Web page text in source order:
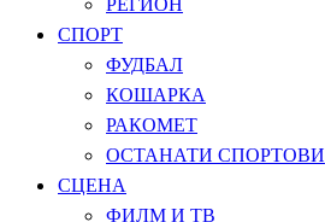
СПОРТ
ФУДБАЛ
КОШАРКА
РАКОМЕТ
ОСТАНАТИ СПОРТОВИ
СЦЕНА
ФИЛМ И ТВ